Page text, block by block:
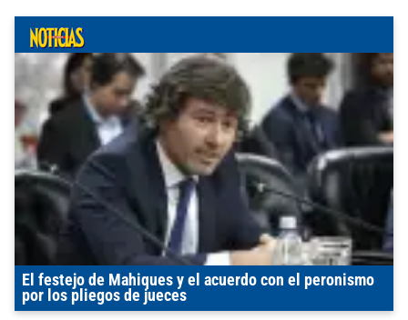
El festejo de Mahiques y el acuerdo con el peronismo
por los pliegos de jueces